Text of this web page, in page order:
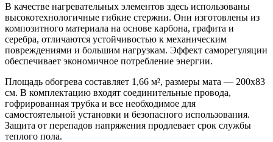
В качестве нагревательных элементов здесь использованы
высокотехнологичные гибкие стержни. Они изготовлены из
композитного материала на основе карбона, графита и
серебра, отличаются устойчивостью к механическим
повреждениями и большим нагрузкам. Эффект саморегуляции
обеспечивает экономичное потребление энергии.
Площадь обогрева составляет 1,66 м², размеры мата — 200х83
см. В комплектацию входят соединительные провода,
гофрированная трубка и все необходимое для
самостоятельной установки и безопасного использования.
Защита от перепадов напряжения продлевает срок службы
теплого пола.